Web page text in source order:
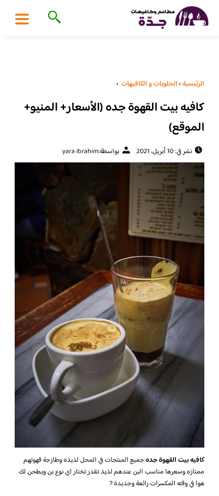
الرئيسية›الحلويات و الكافيهات ‎ ›
كافيه بيت القهوة جده (الأسعار+ المنيو+
الموقع)
نشر في: 10 أبريل، 2021 بواسطة:yara ibrahim
كافيه بيت القهوة جدهجميع المنتجات في المحل لذيذه وطازجة قهوتهم
ممتازه وسعرها مناسب البن عندهم لذيذ تقدر تختار اي نوع بن ويطحن لك
هوا في وقته المكسرات رائعة وجديدة ?